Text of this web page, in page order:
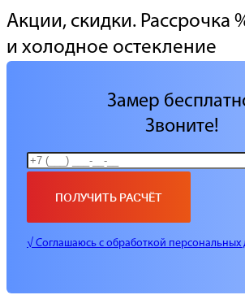
Акции, скидки. Рассрочка
и холодное остекление
Замер
Звоните!
√ Соглашаюсь с обработкой персональных